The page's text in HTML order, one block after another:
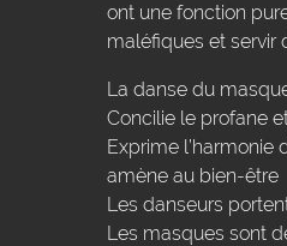
ont une fonction
maléfiques et servir
La danse du
Concilie le profane
Exprime l’harmonie
amène au bien-être
Les danseurs
Les masques sont